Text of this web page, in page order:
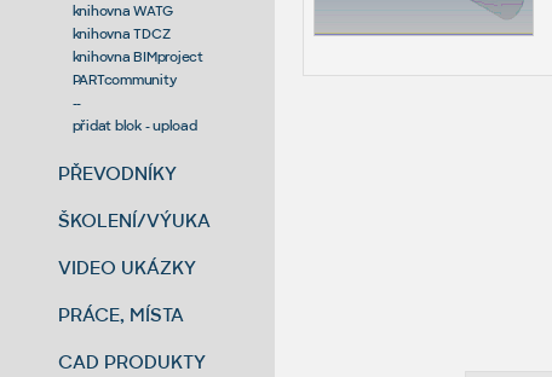
knihovna WATG
knihovna TDCZ
knihovna BIMproject
PARTcommunity
--
přidat blok - upload
PŘEVODNÍKY
ŠKOLENÍ/VÝUKA
VIDEO UKÁZKY
PRÁCE, MÍSTA
CAD PRODUKTY